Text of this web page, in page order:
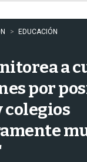
EDUCACIÓN
a
por
colegios